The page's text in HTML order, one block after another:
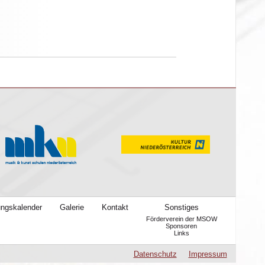
Galerie Kontakt Sonstiges
Förderverein der MSOW
Sponsoren
Links
Datenschutz Impressum